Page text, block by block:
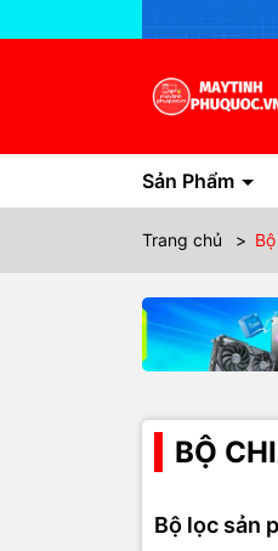
Sản Phẩm
Trang chủ >
BỘ
Bộ lọc sản